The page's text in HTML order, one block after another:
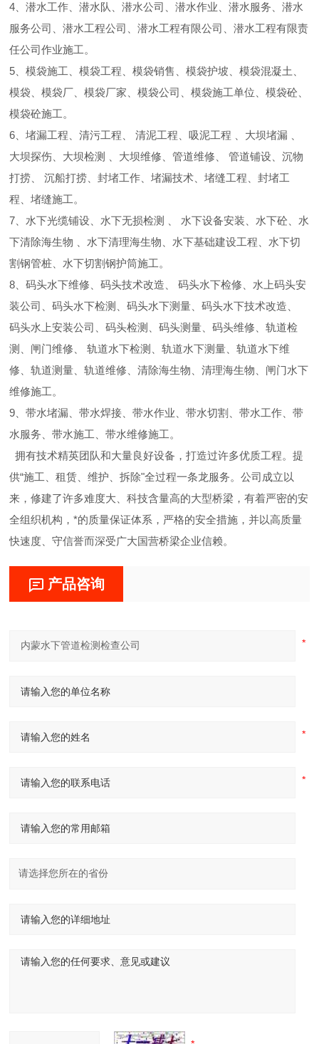
4、潜水工作、潜水队、潜水公司、潜水作业、潜水服务、潜水
服务公司、潜水工程公司、潜水工程有限公司、潜水工程有限责
任公司作业施工。
5、模袋施工、模袋工程、模袋销售、模袋护坡、模袋混凝土、
模袋、模袋厂、模袋厂家、模袋公司、模袋施工单位、模袋砼、
模袋砼施工。
6、堵漏工程、清污工程、 清泥工程、吸泥工程 、大坝堵漏 、
大坝探伤、大坝检测 、大坝维修、管道维修、 管道铺设、沉物
打捞、 沉船打捞、封堵工作、堵漏技术、堵缝工程、封堵工
程、堵缝施工。
7、水下光缆铺设、水下无损检测 、 水下设备安装、水下砼、水
下清除海生物 、水下清理海生物、水下基础建设工程、水下切
割钢管桩、水下切割钢护筒施工。
8、码头水下维修、码头技术改造、 码头水下检修、水上码头安
装公司、码头水下检测、码头水下测量、码头水下技术改造、
码头水上安装公司、码头检测、码头测量、码头维修、轨道检
测、闸门维修、 轨道水下检测、轨道水下测量、轨道水下维
修、轨道测量、轨道维修、清除海生物、清理海生物、闸门水下
维修施工。
9、带水堵漏、带水焊接、带水作业、带水切割、带水工作、带
水服务、带水施工、带水维修施工。
拥有技术精英团队和大量良好设备，打造过许多优质工程。提
供“施工、租赁、维护、拆除"全过程一条龙服务。公司成立以
来，修建了许多难度大、科技含量高的大型桥梁，有着严密的安
全组织机构，*的质量保证体系，严格的安全措施，并以高质量
快速度、守信誉而深受广大国营桥梁企业信赖。
产品咨询